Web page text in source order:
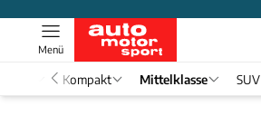
Menü
Kompakt Mittelklasse SUV